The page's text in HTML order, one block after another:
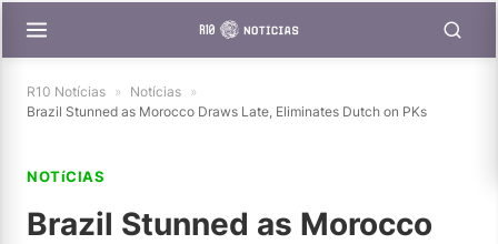
R10 Notícias » Notícias »
Brazil Stunned as Morocco Draws Late, Eliminates Dutch on PKs
NOTíCIAS
Brazil Stunned as Morocco